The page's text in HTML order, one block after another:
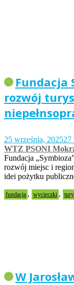
Fundacja
rozwój
25 września, 202527
WTZ PSONI
Fundacja
rozwój miejsc i
idei pożytku
fundacja , wycieczki ,
W